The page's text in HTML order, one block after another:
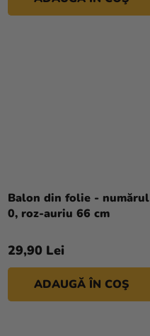
Balon din folie - numărul
0, roz-auriu 66 cm
29,90 Lei
ADAUGĂ ÎN COŞ